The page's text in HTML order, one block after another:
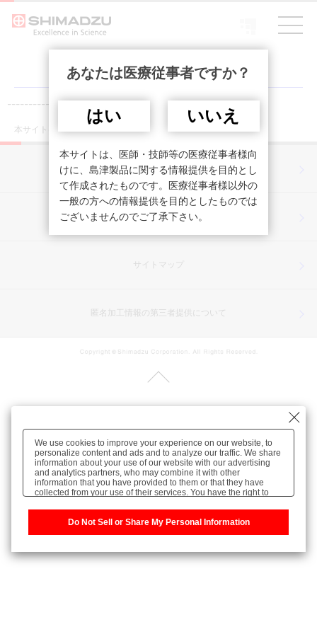
------------------------------------------------------
プライバシーポリシー
ご利用上の注意
サイトマップ
匿名加工情報の第三者提供について
本サイトは医療従事者を対象としています。
あなたは医療従事者ですか？
はい いいえ
本サイトは、医師・技師等の医療従事者様向
けに、島津製品に関する情報提供を目的とし
て作成されたものです。医療従事者様以外の
一般の方への情報提供を目的としたものでは
ございませんのでご了承下さい。
We use cookies to improve your experience on our website, to
personalize content and ads and to analyze our traffic. We share
information about your use of our website with our advertising
and analytics partners, who may combine it with other
information that you have provided to them or that they have
collected from your use of their services. You have the right to
Please click [Do Not Sell or Share My Personal Information] to
customize your cookie settings on our website.Privacy Policy
Do Not Sell or Share My Personal Information